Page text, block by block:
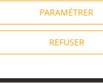
© Copyright 1998 - 2026
légales|
PARAMÉTRER
REFUSER